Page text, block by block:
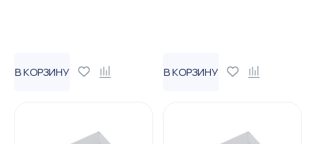
В КОРЗИНУ В КОРЗИНУ